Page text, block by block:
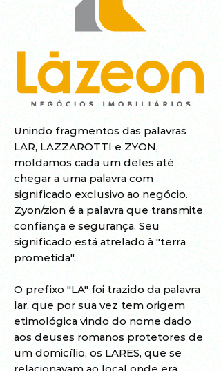
Unindo fragmentos das palavras
LAR, LAZZAROTTI e ZYON,
moldamos cada um deles até
chegar a uma palavra com
significado exclusivo ao negócio.
Zyon/zion é a palavra que transmite
confiança e segurança. Seu
significado está atrelado à "terra
prometida".
O prefixo "LA" foi trazido da palavra
lar, que por sua vez tem origem
etimológica vindo do nome dado
aos deuses romanos protetores de
um domicílio, os LARES, que se